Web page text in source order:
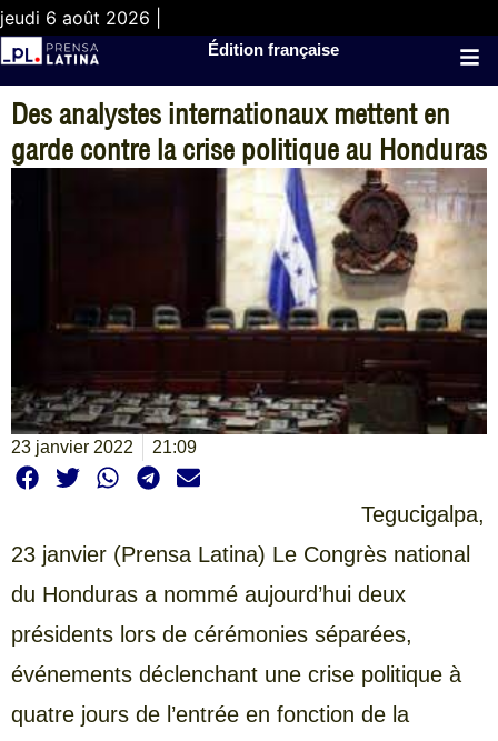
jeudi 6 août 2026 |
Édition française
Des analystes internationaux mettent en
garde contre la crise politique au Honduras
23 janvier 2022 21:09
Tegucigalpa,
23 janvier (Prensa Latina) Le Congrès national
du Honduras a nommé aujourd’hui deux
présidents lors de cérémonies séparées,
événements déclenchant une crise politique à
quatre jours de l’entrée en fonction de la